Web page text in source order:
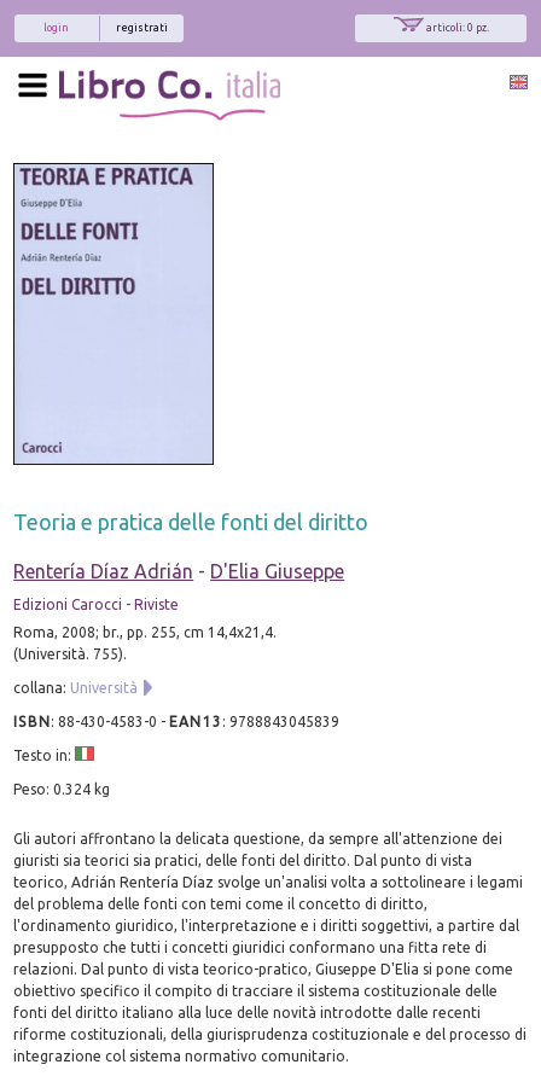
articoli: 0 pz.
registrati
login
Teoria e pratica delle fonti del diritto
Rentería Díaz Adrián - D'Elia Giuseppe
Edizioni Carocci - Riviste
Roma, 2008; br., pp. 255, cm 14,4x21,4.
(Università. 755).
collana: Università
ISBN:88-430-4583-0 - EAN13 :9788843045839
Testo in:
Peso: 0.324 kg
Gli autori affrontano la delicata questione, da sempre all'attenzione dei
giuristi sia teorici sia pratici, delle fonti del diritto. Dal punto di vista
teorico, Adrián Rentería Díaz svolge un'analisi volta a sottolineare i legami
del problema delle fonti con temi come il concetto di diritto,
l'ordinamento giuridico, l'interpretazione e i diritti soggettivi, a partire dal
presupposto che tutti i concetti giuridici conformano una fitta rete di
relazioni. Dal punto di vista teorico-pratico, Giuseppe D'Elia si pone come
obiettivo specifico il compito di tracciare il sistema costituzionale delle
fonti del diritto italiano alla luce delle novità introdotte dalle recenti
riforme costituzionali, della giurisprudenza costituzionale e del processo di
integrazione col sistema normativo comunitario.